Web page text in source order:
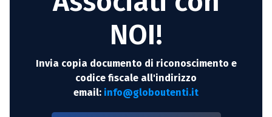
NOI!
Invia copia documento di riconoscimento e
codice fiscale all'indirizzo
email: info@globoutenti.it